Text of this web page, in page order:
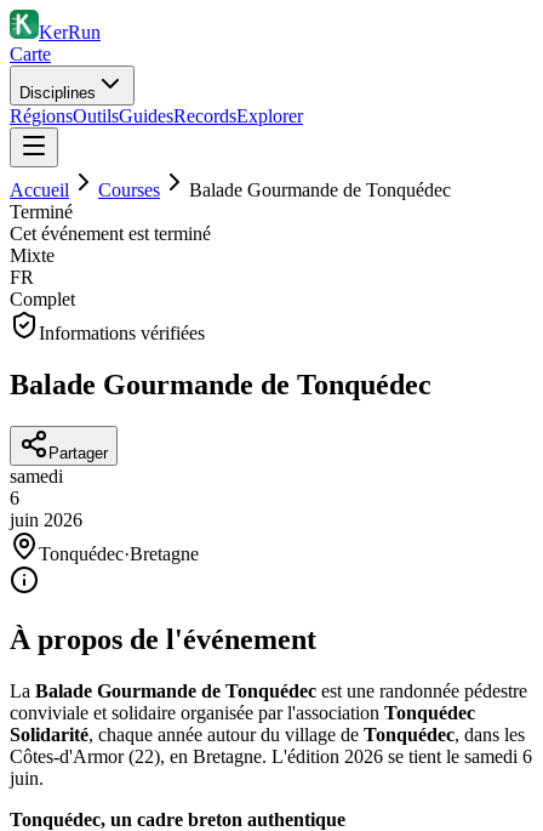
KerRun
Carte
Disciplines
RégionsOutilsGuidesRecordsExplorer
Accueil Courses
Balade Gourmande de Tonquédec
Terminé
Cet événement est terminé
Mixte
FR
Complet
Informations vérifiées
Balade Gourmande de Tonquédec
Partager
samedi
6
juin 2026
Tonquédec·Bretagne
À propos de l'événement
La Balade Gourmande de Tonquédec est une randonnée pédestre
conviviale et solidaire organisée par l'association Tonquédec
Solidarité, chaque année autour du village de Tonquédec, dans les
Côtes-d'Armor (22), en Bretagne. L'édition 2026 se tient le samedi 6
juin.
Tonquédec, un cadre breton authentique